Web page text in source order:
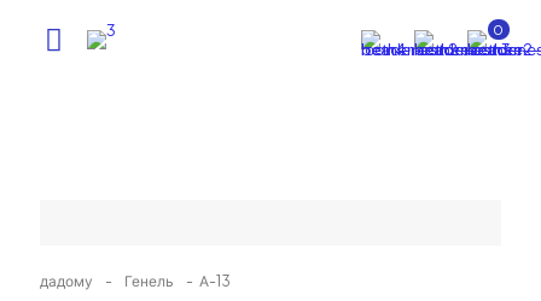
0
дадому - Генель - А-13